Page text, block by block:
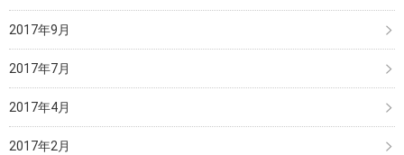
2017年9月
2017年7月
2017年4月
2017年2月